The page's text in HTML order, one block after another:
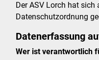
Der ASV Lorch hat
Datenschutzordnung
Datenerfassung
Wer ist verantwortlich